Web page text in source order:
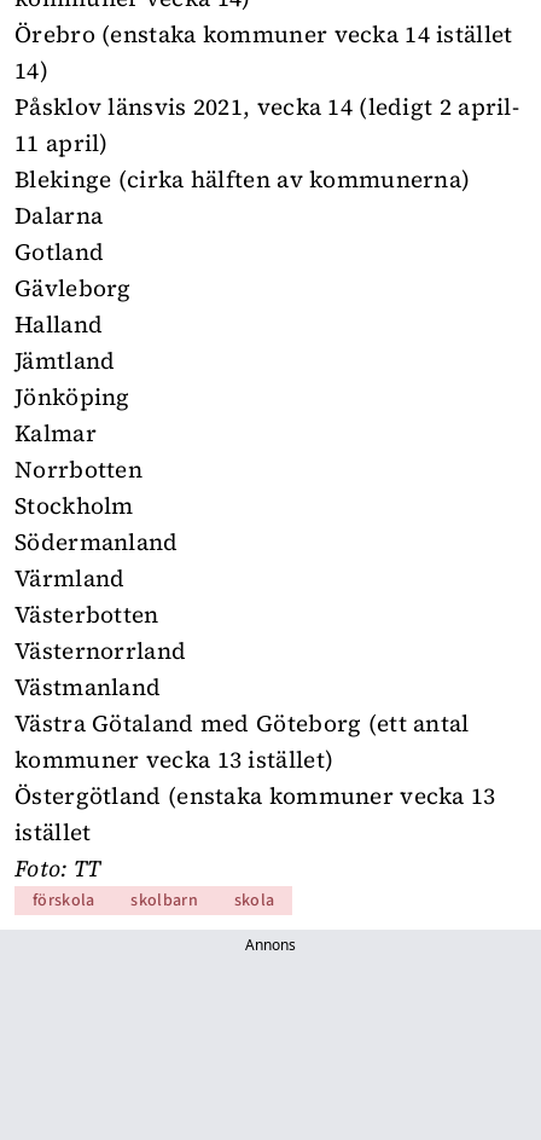
Örebro (enstaka kommuner vecka 14 istället
14)
Påsklov länsvis 2021, vecka 14 (ledigt 2 april-
11 april)
Blekinge (cirka hälften av kommunerna)
Dalarna
Gotland
Gävleborg
Halland
Jämtland
Jönköping
Kalmar
Norrbotten
Stockholm
Södermanland
Värmland
Västerbotten
Västernorrland
Västmanland
Västra Götaland med Göteborg (ett antal
kommuner vecka 13 istället)
Östergötland (enstaka kommuner vecka 13
istället
Foto: TT
förskola skolbarn skola
Annons